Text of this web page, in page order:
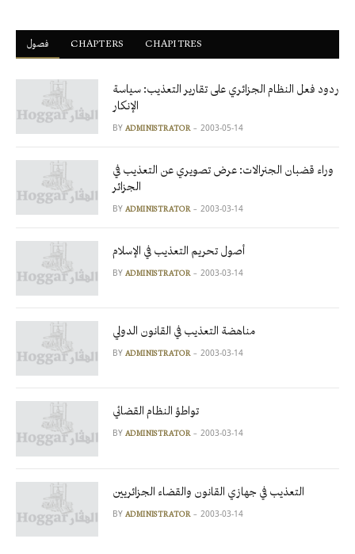
فصول ْCHAPTERS CHAPITRES
ردود فعل النظام الجزائري على تقارير التعذيب: سياسة
الإنكار
BY ADMINISTRATOR 2003-05-14
وراء قضبان الجنرالات: عرض تصويري عن التعذيب في
الجزائر
BY ADMINISTRATOR 2003-03-14
أصول تحريم التعذيب في الإسلام
BY ADMINISTRATOR 2003-03-14
مناهضة التعذيب في القانون الدولي
BY ADMINISTRATOR 2003-03-14
تواطؤ النظام القضائي
BY ADMINISTRATOR 2003-03-14
التعذيب في جهازي القانون والقضاء الجزائريين
BY ADMINISTRATOR 2003-03-14